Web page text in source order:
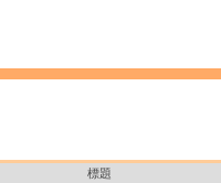
標題